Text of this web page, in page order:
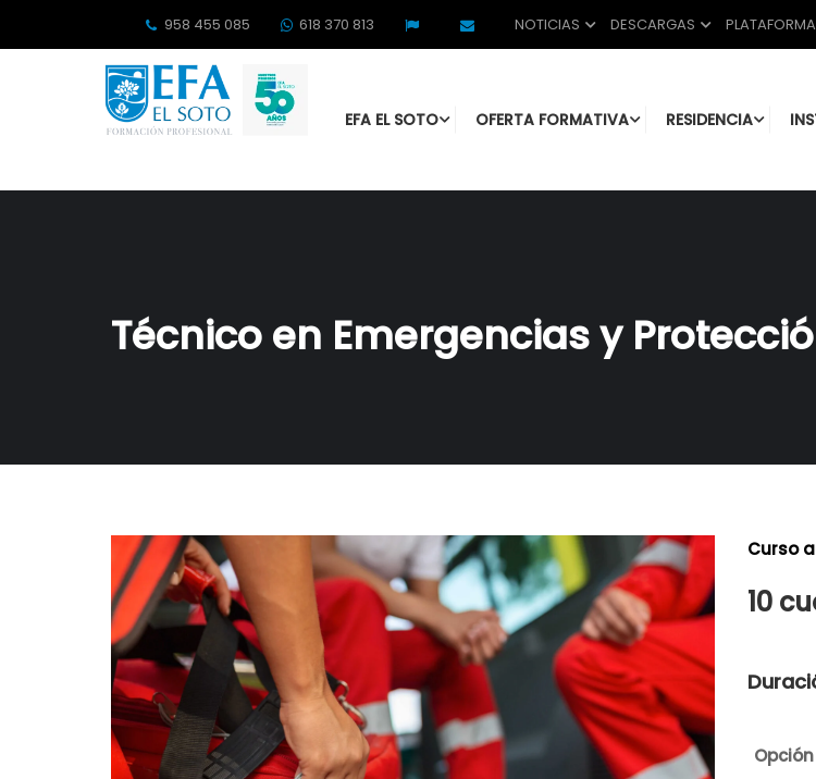
958 455 085 618 370 813 NOTICIAS DESCARGAS
EFA EL SOTO OFERTA FORMATIVA RESIDENCIA
Técnico en Emergencias y
Curso
10